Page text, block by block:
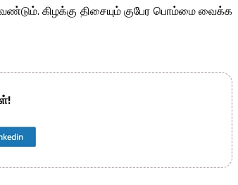
கிழக்கு திசையும் குபேர பொம்மை வைக்க